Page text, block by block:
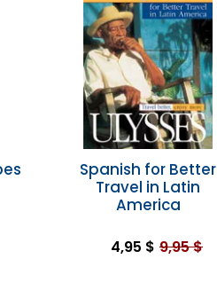
Spanish for Better
Travel in Latin
America
4,95 $ 9,95 $